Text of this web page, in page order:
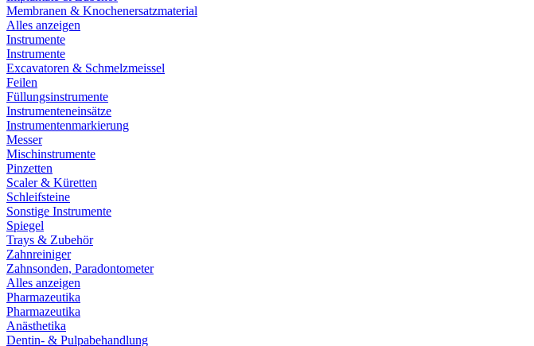
Membranen & Knochenersatzmaterial
Alles anzeigen
Instrumente
Instrumente
Excavatoren & Schmelzmeissel
Feilen
Füllungsinstrumente
Instrumenteneinsätze
Instrumentenmarkierung
Messer
Mischinstrumente
Pinzetten
Scaler & Küretten
Schleifsteine
Sonstige Instrumente
Spiegel
Trays & Zubehör
Zahnreiniger
Zahnsonden, Paradontometer
Alles anzeigen
Pharmazeutika
Pharmazeutika
Anästhetika
Dentin- & Pulpabehandlung